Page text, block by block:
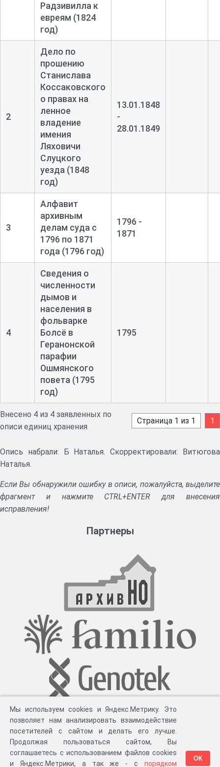
Радзивилла к
евреям (1824
год)
2
Дело по
прошению
Станислава
Коссаковского
о правах на
ленное
владение
имения
Ляховичи
Слуцкого
уезда (1848
год)
13.01.1848
-
28.01.1849
3
Алфавит
архивным
делам суда с
1796 по 1871
года (1796 год)
1796 -
1871
4
Сведения о
численности
дымов и
населения в
фольварке
Болсё в
Геранонской
парафии
Ошмянского
повета (1795
год)
1795
Внесено 4 из 4 заявленных по
описи единиц хранения
Страница 1 из 1 1
Опись набрали: Б Наталья. Скорректировали: Витюгова
Наталья.
Если Вы обнаружили ошибку в описи, пожалуйста, выделите
фрагмент и нажмите CTRL+ENTER для внесения
исправления!
Партнеры
Мы используем cookies и Яндекс.Метрику. Это
позволяет нам анализировать взаимодействие
посетителей с сайтом и делать его лучше.
Продолжая пользоваться сайтом, Вы
соглашаетесь с использованием файлов cookies
и Яндекс.Метрики, а так же - с порядком
ОК